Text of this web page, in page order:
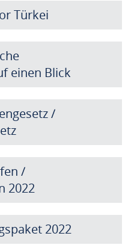
Türkei
einen Blick
/
/
2022
2022